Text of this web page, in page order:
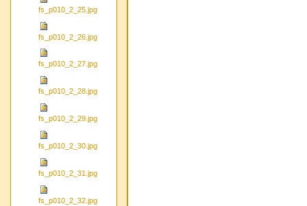
fs_p010_2_25.jpg
fs_p010_2_26.jpg
fs_p010_2_27.jpg
fs_p010_2_28.jpg
fs_p010_2_29.jpg
fs_p010_2_30.jpg
fs_p010_2_31.jpg
fs_p010_2_32.jpg